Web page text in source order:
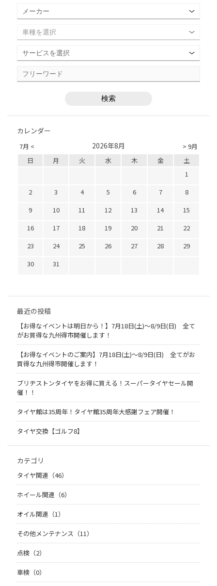
カレンダー
7月 < > 9月
2026年8月
日 月 火 水 木 金
土
1
2
3 4 5 6 7
8
9
10 11 12 13 14
15
16
17 18 19 20 21
22
23
24 25 26 27 28
29
30
31
最近の投稿
【お得なイベントは明日から！】7月18日(土)～8/9日(日) 全て
がお買得な九州得市開催します！
【お得なイベントのご案内】7月18日(土)～8/9日(日) 全てがお
買得な九州得市開催します！
ブリヂストンタイヤをお得に買える！スーパータイヤセール開
催！！
タイヤ館は35周年！タイヤ館35周年大感謝フェア開催！
タイヤ交換【ゴルフ8】
カテゴリ
タイヤ関連（46）
ホイール関連（6）
オイル関連（1）
その他メンテナンス（11）
点検（2）
車検（0）